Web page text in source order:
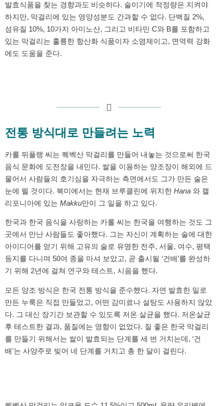
발효식품을 찾는 경향과도 비슷하다. 술이기에 적정량은 지켜야
하지만, 막걸리에 있는 영양성분도 간과할 수 없다. 단백질 2%,
섬유질 10%, 10가지 아미노산, 그리고 비타민 C와 B를 포함하고
있는 막걸리는 훌륭한 항산화 식품이자 소염제이고, 면역력 강화
에도 도움을 준다.
전통 방식대로 만들려는 노력
카롤 뒤플랭 씨는 퀘벡산 막걸리를 만들어 내놓는 것으로써 한국
음식 문화에 도전장을 내민다. 쌀을 이용하는 양조장이 해외에 드
물어서 사람들의 호기심을 자극하는 측면에서도 그가 만든 술은
눈에 띌 것이다. 북미에서는 현재 브루클린에 위치한 Hana 와 캘
리포니아에 있는 Makku만이 그 일을 하고 있다.
한국과 한국 음식을 사랑하는 카롤 씨는 한국을 여행하는 것도 그
곳에서 만난 사람들도 좋아했다. 그는 자신이 계획하는 술에 대한
아이디어를 얻기 위해 고유의 술로 유명한 전주, 서울, 여수, 평택
등지를 다니며 50여 종을 마셔 보았고, 곧 출시될 ‘건배’를 완성하
기 위해 2년에 걸쳐 연구와 테스트, 시음을 했다.
모든 양조 방식은 한국 전통 방식을 준수했다. 자연 발효한 밀로
만든 누룩은 직접 만들었고, 어떤 감미료나 설탕도 사용하지 않았
다. 그 대신 장기간 보관할 수 있도록 저온 살균을 했다. 저온살균
후 테스트한 결과, 품질에는 영향이 없었다. 질 좋은 한국 막걸리
를 만들기 위해서는 쌀이 발효되는 단계를 세 번 거치는데, ‘건
배’는 사양주로 빚어 네 단계를 거치고 총 한 달이 걸린다.